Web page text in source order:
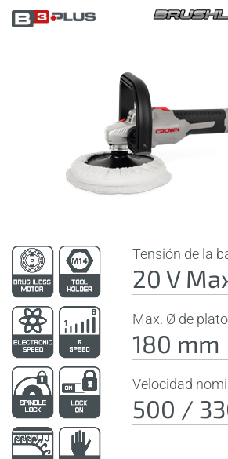
Tensión de la
20 V
Max. Ø de
180 mm
Velocidad
500 /